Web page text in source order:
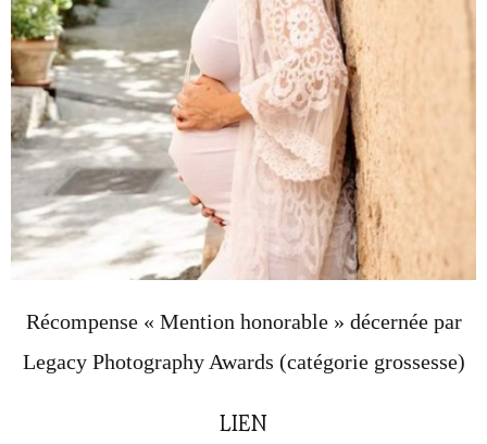
Récompense « Mention honorable » décernée par
Legacy Photography Awards (catégorie grossesse)
LIEN